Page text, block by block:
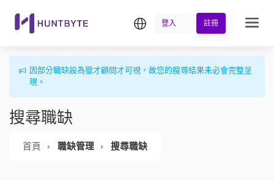
繁中登入 註冊
因部分職缺設為獵才顧問才可視，故您的搜尋結果未必會完整呈
現。
搜尋職缺
首頁 職缺管理 搜尋職缺